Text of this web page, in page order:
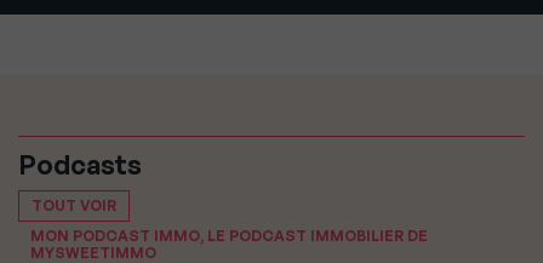
Podcasts
TOUT VOIR
MON PODCAST IMMO, LE PODCAST IMMOBILIER DE
MYSWEETIMMO